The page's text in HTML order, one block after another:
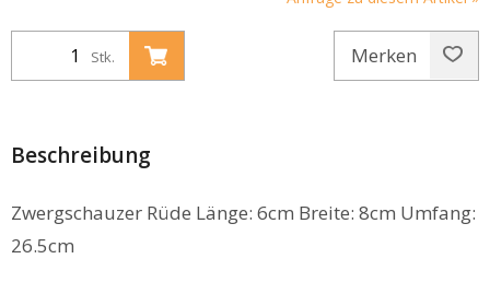
Stk. Merken
Beschreibung
Zwergschauzer Rüde Länge: 6cm Breite: 8cm Umfang:
26.5cm